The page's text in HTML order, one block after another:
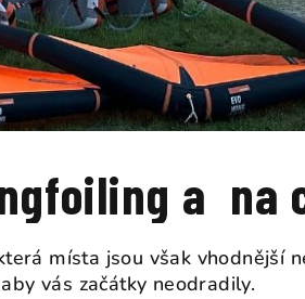
a na
místa jsou však vhodnější
vás začátky neodradily.